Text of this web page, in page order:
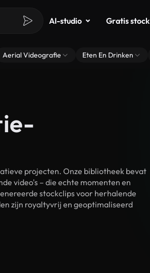
AI-studio Gratis stock
Aerial Videografie Eten En Drinken
projecten. Onze bibliotheek bevat
video's – die echte momenten en
stockclips voor herhalende
zijn royaltyvrij en geoptimaliseerd